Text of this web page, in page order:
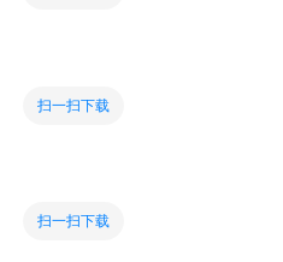
扫一扫下载
扫一扫下载